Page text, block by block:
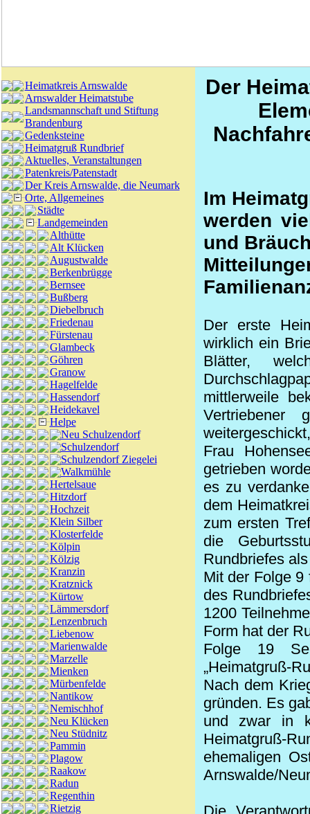
Heimatkreis Arnswalde
Arnswalder Heimatstube
Landsmannschaft und Stiftung
Brandenburg
Gedenksteine
Heimatgruß Rundbrief
Aktuelles, Veranstaltungen
Patenkreis/Patenstadt
Der Kreis Arnswalde, die Neumark
Orte, Allgemeines
Städte
Landgemeinden
Althütte
Alt Klücken
Augustwalde
Berkenbrügge
Bernsee
Bußberg
Diebelbruch
Friedenau
Fürstenau
Glambeck
Göhren
Granow
Hagelfelde
Hassendorf
Heidekavel
Helpe
Neu Schulzendorf
Schulzendorf
Schulzendorf Ziegelei
Walkmühle
Hertelsaue
Hitzdorf
Hochzeit
Klein Silber
Klosterfelde
Kölpin
Kölzig
Kranzin
Kratznick
Kürtow
Lämmersdorf
Lenzenbruch
Liebenow
Marienwalde
Marzelle
Mienken
Mürbenfelde
Nantikow
Nemischhof
Neu Klücken
Neu Stüdnitz
Pammin
Plagow
Raakow
Radun
Regenthin
Rietzig
Der
Im
werden
und
Der erste
wirklich ein
Blätter,
mittlerweile
Frau
getrieben
es zu
dem
zum ersten
die
Rundbriefes
Mit der Folge
des
1200
Form hat der
Folge 19
„Heimatgruß-
Nach dem
gründen. Es
und zwar in
Heimatgruß-
ehemaligen
Arnswalde/